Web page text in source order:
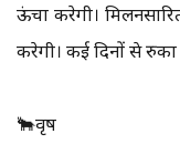
ऊंचा करेगी।
करेगी। कई दिनों से
🐂वृष